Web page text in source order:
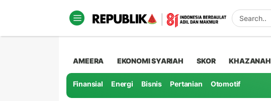
AMEERA EKONOMI SYARIAH SKOR KHAZANAH
Finansial Energi Bisnis Pertanian Otomotif